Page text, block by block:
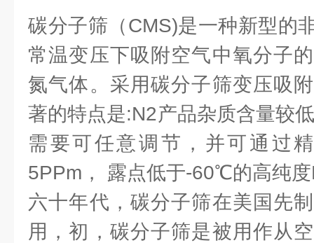
碳分子筛（CMS)是一种新型的
常温变压下吸附空气中氧分子
氮气体。采用碳分子筛变压吸
著的特点是:N2产品杂质含量较
需要可任意调节，并可通过
5PPm， 露点低于-60℃的高纯
六十年代，碳分子筛在美国先
用，初，碳分子筛是被用作从